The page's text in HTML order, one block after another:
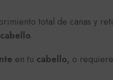
total de canas y
cabello.
en tu cabello, o